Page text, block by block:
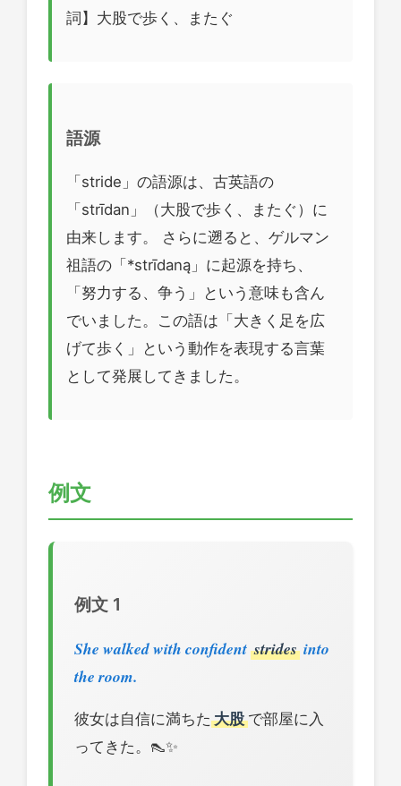
詞】大股で歩く、またぐ
語源
「stride」の語源は、古英語の
「strīdan」（大股で歩く、またぐ）に
由来します。 さらに遡ると、ゲルマン
祖語の「*strīdaną」に起源を持ち、
「努力する、争う」という意味も含ん
でいました。この語は「大きく足を広
げて歩く」という動作を表現する言葉
として発展してきました。
例文
例文 1
She walked with confident strides into
the room.
彼女は自信に満ちた 大股で部屋に入
ってきた。👠✨